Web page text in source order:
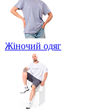
Жіночий одяг